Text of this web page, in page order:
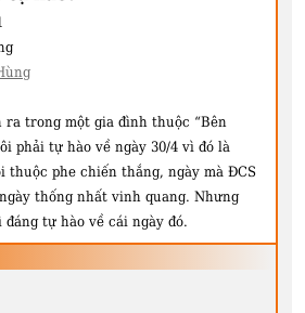
ra trong một gia đình thuộc “Bên
phải tự hào về ngày 30/4 vì đó là
thuộc phe chiến thắng, ngày mà ĐCS
thống nhất vinh quang. Nhưng
tự hào về cái ngày đó.